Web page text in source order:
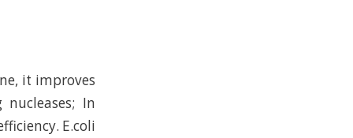
it improves
In
E.coli